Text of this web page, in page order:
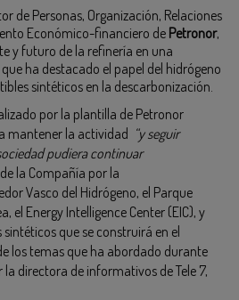
de Personas, Organización, Relaciones
Económico-financiero de Petronor,
y futuro de la refinería en una
ha destacado el papel del hidrógeno
sintéticos en la descarbonización.
por la plantilla de Petronor
mantener la actividad “y seguir
pudiera continuar
la Compañía por la
Vasco del Hidrógeno, el Parque
el Energy Intelligence Center (EIC), y
que se construirá en el
los temas que ha abordado durante
directora de informativos de Tele 7,